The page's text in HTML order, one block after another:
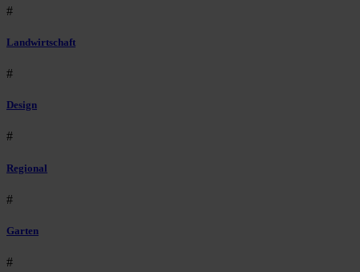
#
Landwirtschaft
#
Design
#
Regional
#
Garten
#